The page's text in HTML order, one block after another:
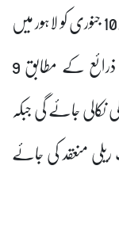
تحریک تحفظ آئین پاکستان کی جانب سے 9 اور 10 جنوری کو لاہور میں
دو بڑی ریلیاں نکالنے کا فیصلہ کیا گیا ہے، ذرائع کے مطابق 9
جائے گی جبکہ
ریلی منعقد کی جائے